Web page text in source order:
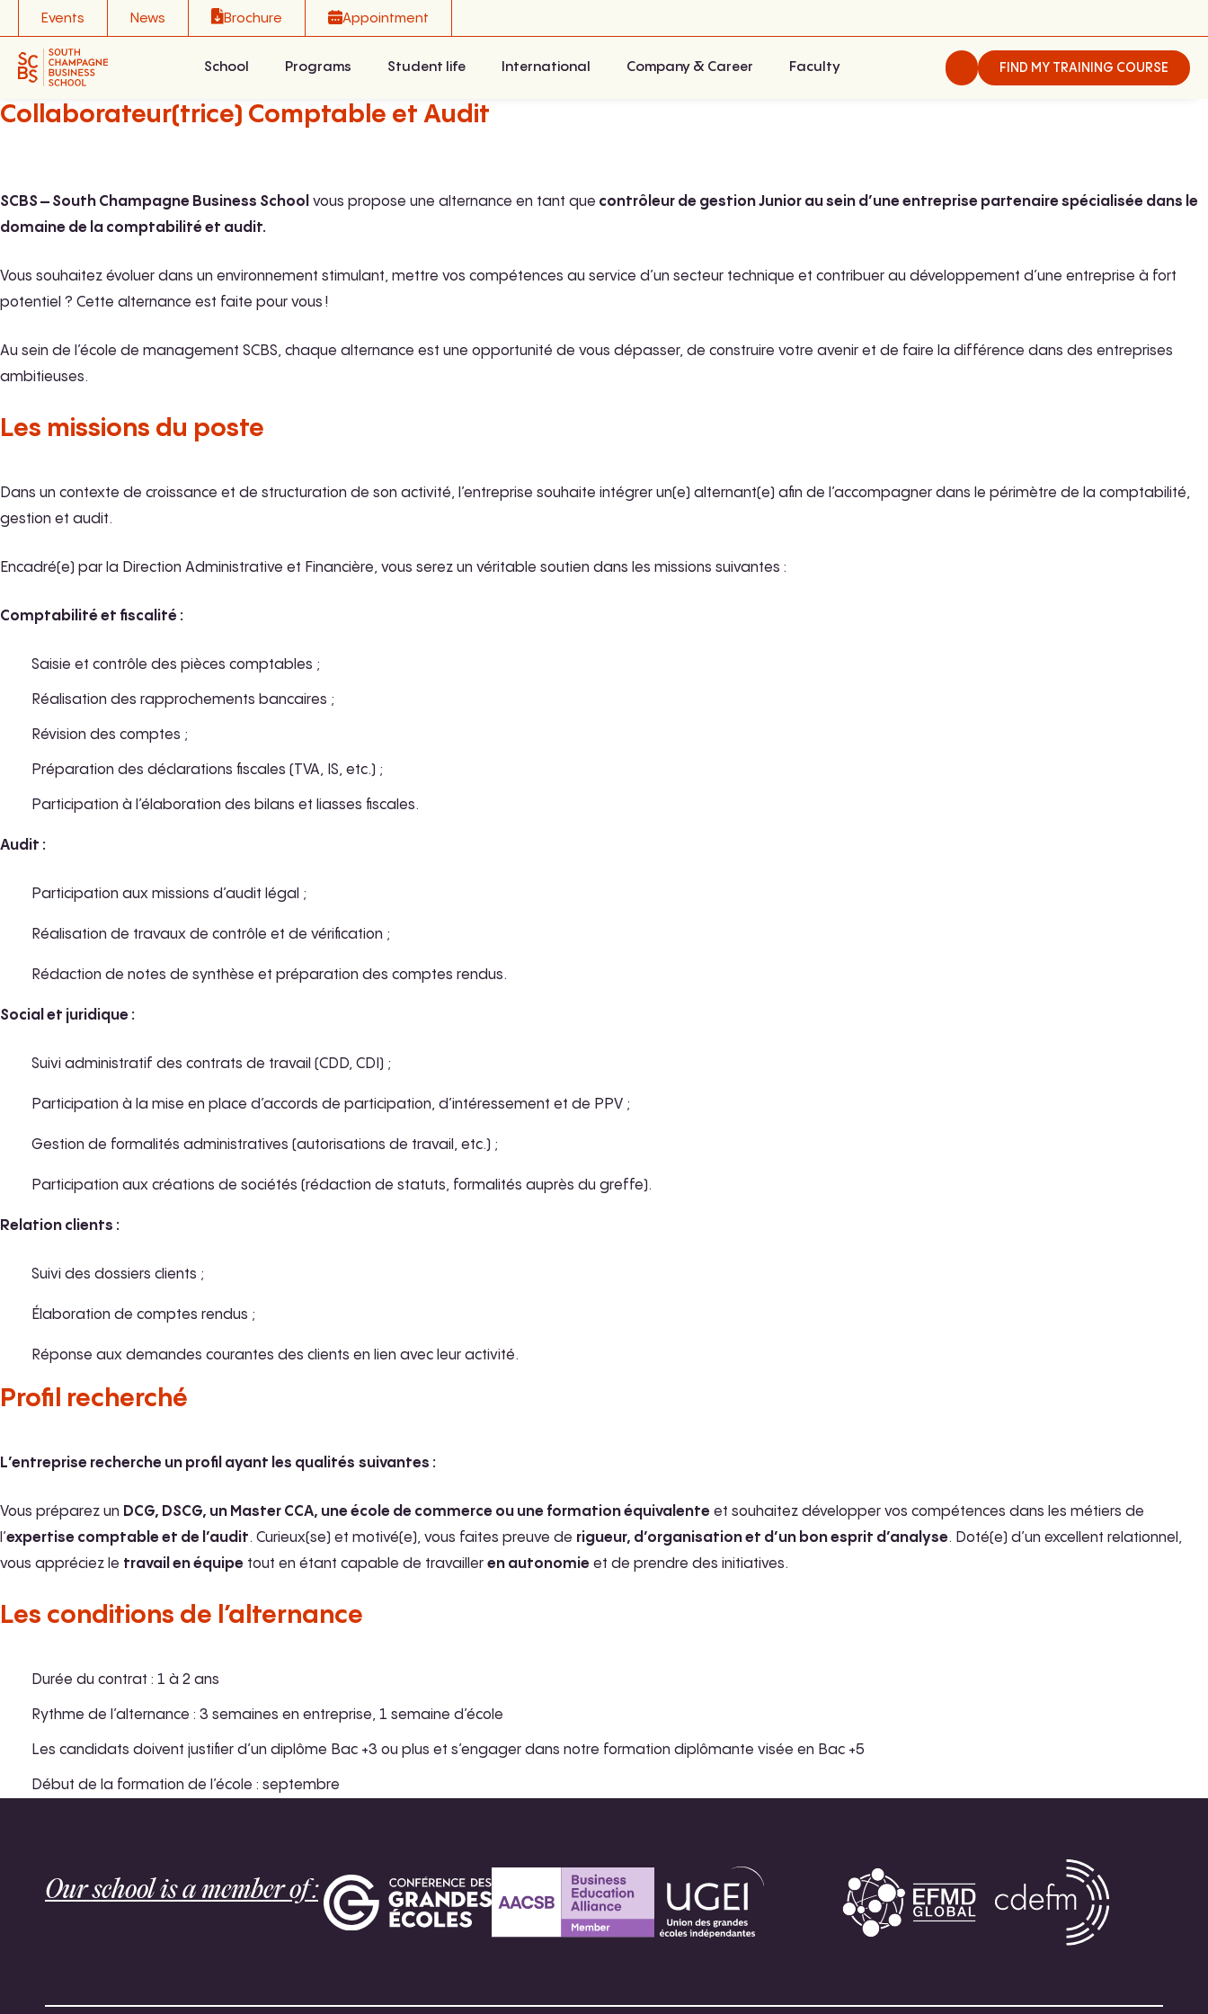
to
content
Events News Brochure Appointment
School Programs Student life International Company & Career Faculty FIND MY TRAINING COURSE
Collaborateur(trice) Comptable et Audit
SCBS – South Champagne Business School vous propose une alternance en tant que contrôleur de gestion Junior au sein d’une entreprise partenaire spécialisée dans le
domaine de la comptabilité et audit.
Vous souhaitez évoluer dans un environnement stimulant, mettre vos compétences au service d’un secteur technique et contribuer au développement d’une entreprise à fort
potentiel ? Cette alternance est faite pour vous !
Au sein de l’école de management SCBS, chaque alternance est une opportunité de vous dépasser, de construire votre avenir et de faire la différence dans des entreprises
ambitieuses.
Les missions du poste
Dans un contexte de croissance et de structuration de son activité, l’entreprise souhaite intégrer un(e) alternant(e) afin de l’accompagner dans le périmètre de la comptabilité,
gestion et audit.
Encadré(e) par la Direction Administrative et Financière, vous serez un véritable soutien dans les missions suivantes :
Comptabilité et fiscalité :
Saisie et contrôle des pièces comptables ;
Réalisation des rapprochements bancaires ;
Révision des comptes ;
Préparation des déclarations fiscales (TVA, IS, etc.) ;
Participation à l’élaboration des bilans et liasses fiscales.
Audit :
Participation aux missions d’audit légal ;
Réalisation de travaux de contrôle et de vérification ;
Rédaction de notes de synthèse et préparation des comptes rendus.
Social et juridique :
Suivi administratif des contrats de travail (CDD, CDI) ;
Participation à la mise en place d’accords de participation, d’intéressement et de PPV ;
Gestion de formalités administratives (autorisations de travail, etc.) ;
Participation aux créations de sociétés (rédaction de statuts, formalités auprès du greffe).
Relation clients :
Suivi des dossiers clients ;
Élaboration de comptes rendus ;
Réponse aux demandes courantes des clients en lien avec leur activité.
Profil recherché
L’entreprise recherche un profil ayant les qualités suivantes :
Vous préparez un DCG, DSCG, un Master CCA, une école de commerce ou une formation équivalente et souhaitez développer vos compétences dans les métiers de
l’expertise comptable et de l’audit. Curieux(se) et motivé(e), vous faites preuve de rigueur, d’organisation et d’un bon esprit d’analyse. Doté(e) d’un excellent relationnel,
vous appréciez le travail en équipe tout en étant capable de travailler en autonomie et de prendre des initiatives.
Les conditions de l’alternance
Durée du contrat : 1 à 2 ans
Rythme de l’alternance : 3 semaines en entreprise, 1 semaine d’école
Les candidats doivent justifier d’un diplôme Bac +3 ou plus et s’engager dans notre formation diplômante visée en Bac +5
Début de la formation de l’école : septembre
Our school is a member of :